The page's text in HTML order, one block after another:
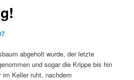
abgeholt wurde, der letzte
und sogar die Krippe bis hin
Keller ruht, nachdem